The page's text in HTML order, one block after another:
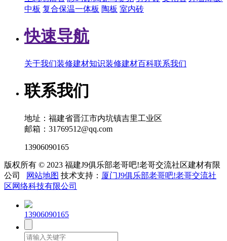
中板 复合保温一体板 陶板 室内砖
快速导航
关于我们装修建材知识装修建材百科联系我们
联系我们
地址：福建省晋江市内坑镇吉里工业区
邮箱：31769512@qq.com
13906090165
版权所有 © 2023 福建J9俱乐部老哥吧!老哥交流社区建材有限
公司
网站地图 技术支持： 厦门J9俱乐部老哥吧!老哥交流社
区网络科技有限公司
13906090165